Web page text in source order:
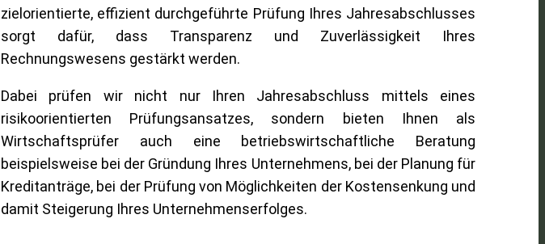
zielorientierte, effizient durchgeführte Prüfung Ihres Jahresabschlusses
sorgt dafür, dass Transparenz und Zuverlässigkeit Ihres
Rechnungswesens gestärkt werden.
Dabei prüfen wir nicht nur Ihren Jahresabschluss mittels eines
risikoorientierten Prüfungsansatzes, sondern bieten Ihnen als
Wirtschaftsprüfer auch eine betriebswirtschaftliche Beratung
beispielsweise bei der Gründung Ihres Unternehmens, bei der Planung für
Kreditanträge, bei der Prüfung von Möglichkeiten der Kostensenkung und
damit Steigerung Ihres Unternehmenserfolges.